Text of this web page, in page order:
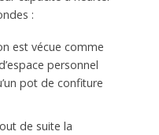
:
est vécue comme
personnel
pot de confiture
de suite la